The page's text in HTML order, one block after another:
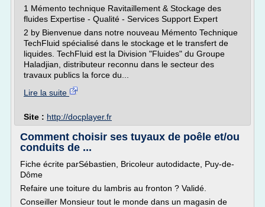
1 Mémento technique Ravitaillement & Stockage des
fluides Expertise - Qualité - Services Support Expert
2 by Bienvenue dans notre nouveau Mémento Technique
TechFluid spécialisé dans le stockage et le transfert de
liquides. TechFluid est la Division "Fluides" du Groupe
Haladjian, distributeur reconnu dans le secteur des
travaux publics la force du...
Lire la suite
Site : http://docplayer.fr
Comment choisir ses tuyaux de poêle et/ou
conduits de ...
Fiche écrite parSébastien, Bricoleur autodidacte, Puy-de-
Dôme
Refaire une toiture du lambris au fronton ? Validé.
Conseiller Monsieur tout le monde dans un magasin de